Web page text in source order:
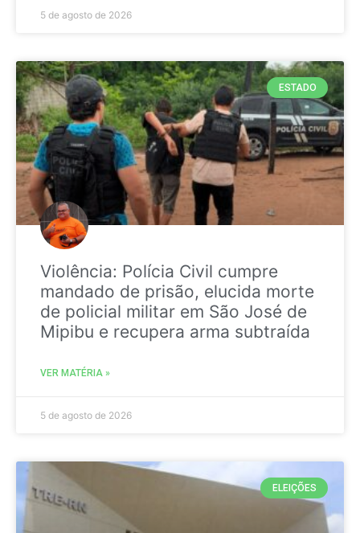
5 de agosto de 2026
ESTADO
Violência: Polícia Civil cumpre
mandado de prisão, elucida morte
de policial militar em São José de
Mipibu e recupera arma subtraída
VER MATÉRIA »
5 de agosto de 2026
ELEIÇÕES